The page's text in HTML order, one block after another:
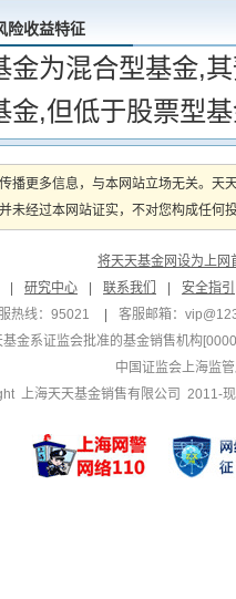
险收益特征
金为混合型基金,
金,但低于股票型
播更多信息，与本网站立场无关。
未经过本网站证实，不对您构成任
将天天基金网设为上网
研究中心 联系我们
安全指引
热线：95021
客服邮箱：
基金系证监会批准的基金销售机构
中国证监会上海监
上海天天基金销售有限公司 2011-